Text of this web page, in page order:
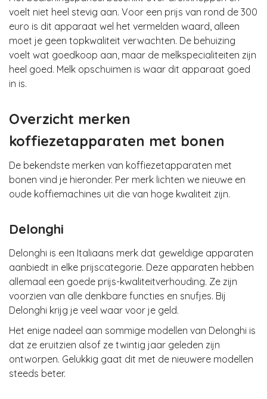
voelt niet heel stevig aan. Voor een prijs van rond de 300
euro is dit apparaat wel het vermelden waard, alleen
moet je geen topkwaliteit verwachten. De behuizing
voelt wat goedkoop aan, maar de melkspecialiteiten zijn
heel goed. Melk opschuimen is waar dit apparaat goed
in is.
Overzicht merken
koffiezetapparaten met bonen
De bekendste merken van koffiezetapparaten met
bonen vind je hieronder. Per merk lichten we nieuwe en
oude koffiemachines uit die van hoge kwaliteit zijn.
Delonghi
Delonghi is een Italiaans merk dat geweldige apparaten
aanbiedt in elke prijscategorie. Deze apparaten hebben
allemaal een goede prijs-kwaliteitverhouding. Ze zijn
voorzien van alle denkbare functies en snufjes. Bij
Delonghi krijg je veel waar voor je geld.
Het enige nadeel aan sommige modellen van Delonghi is
dat ze eruitzien alsof ze twintig jaar geleden zijn
ontworpen. Gelukkig gaat dit met de nieuwere modellen
steeds beter.